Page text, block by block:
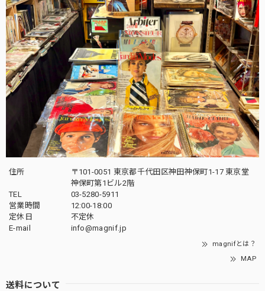
住所
〒101-0051 東京都千代田区神田神保町1-17 東京堂
神保町第1ビル2階
TEL
03-5280-5911
営業時間
12:00-18:00
定休日
不定休
E-mail
info@magnif.jp
magnifとは？
MAP
送料について